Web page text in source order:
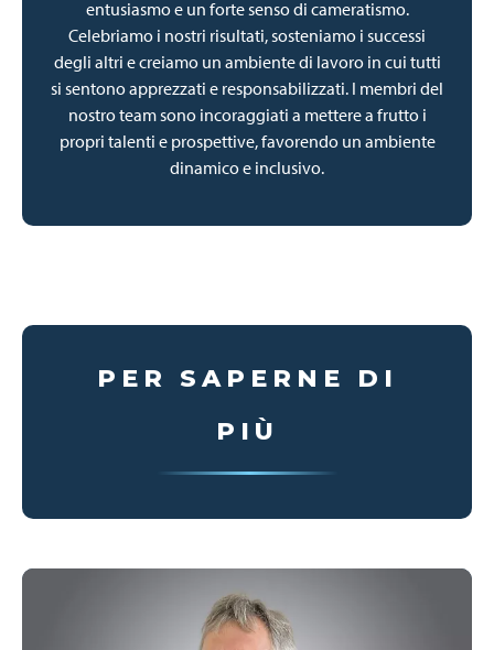
entusiasmo e un forte senso di cameratismo.
Celebriamo i nostri risultati, sosteniamo i successi
degli altri e creiamo un ambiente di lavoro in cui tutti
si sentono apprezzati e responsabilizzati. I membri del
nostro team sono incoraggiati a mettere a frutto i
propri talenti e prospettive, favorendo un ambiente
dinamico e inclusivo.
PER SAPERNE DI
PIÙ